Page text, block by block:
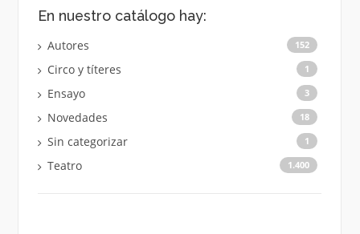
En nuestro catálogo hay:
Autores 152
Circo y títeres 1
Ensayo 3
Novedades 18
Sin categorizar 1
Teatro 1.400